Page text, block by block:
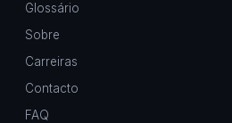
Glossário
Sobre
Carreiras
Contacto
FAQ